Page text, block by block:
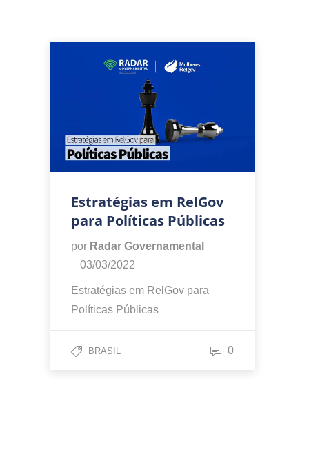
Estratégias em RelGov
para Políticas Públicas
por Radar Governamental
03/03/2022
Estratégias em RelGov para
Políticas Públicas
BRASIL 0